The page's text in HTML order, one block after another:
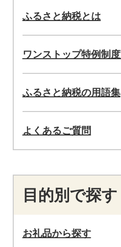
ふるさと納税とは
ワンストップ特例制
ふるさと納税の用語集
よくあるご質問
目的別で探す
お礼品から探す